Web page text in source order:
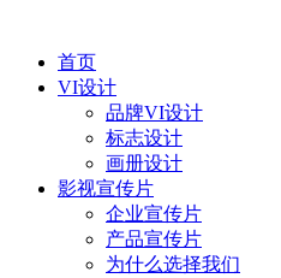
首页
VI设计
品牌VI设计
标志设计
画册设计
影视宣传片
企业宣传片
产品宣传片
为什么选择我们